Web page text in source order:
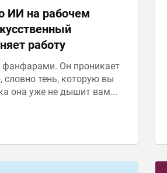
ИИ на рабочем
работу
фанфарами. Он проникает
словно тень, которую вы
она уже не дышит вам...